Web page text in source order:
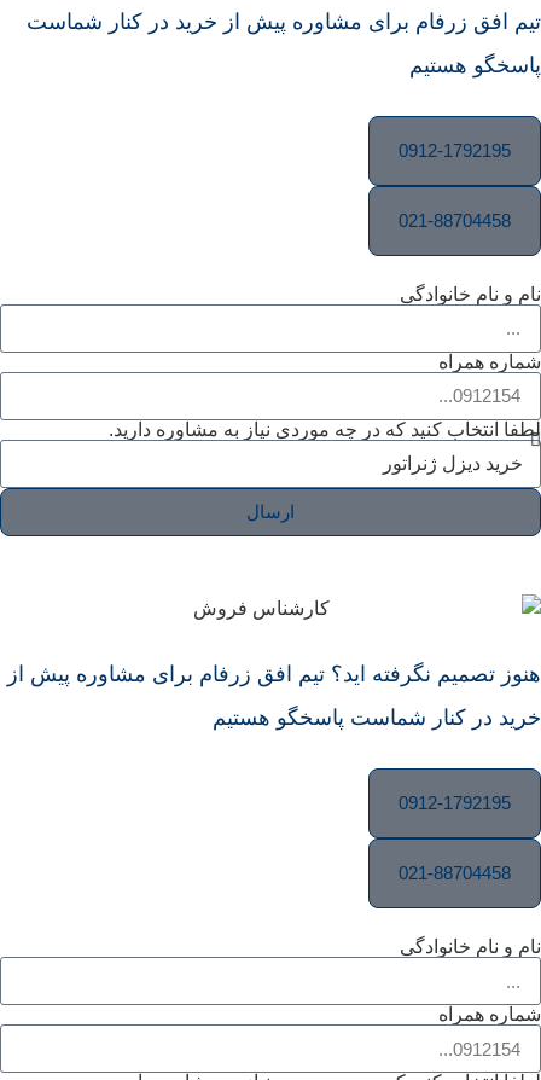
تیم افق زرفام برای مشاوره پیش از خرید در کنار شماست
پاسخگو هستیم
0912-1792195
021-88704458
نام و نام خانوادگی
شماره همراه
لطفا انتخاب کنید که در چه موردی نیاز به مشاوره دارید.
ارسال
هنوز تصمیم نگرفته اید؟ تیم افق زرفام برای مشاوره پیش از
خرید در کنار شماست پاسخگو هستیم
0912-1792195
021-88704458
نام و نام خانوادگی
شماره همراه